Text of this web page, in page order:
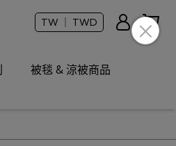
TW ｜ TWD
被毯 & 涼被商品